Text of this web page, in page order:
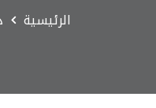
الرئيسية